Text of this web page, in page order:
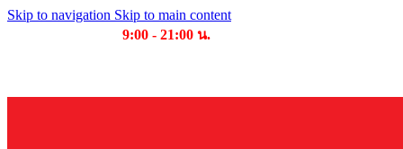
Skip to navigation Skip to main content
9:00 - 21:00 น.